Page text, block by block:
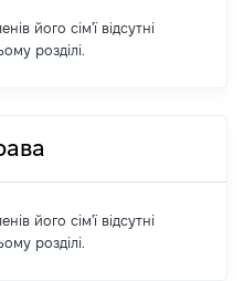
його сім'ї відсутні
розділі.
його сім'ї відсутні
розділі.